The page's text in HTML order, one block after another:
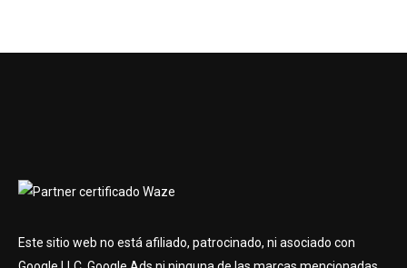
Este sitio web no está afiliado, patrocinado, ni asociado con